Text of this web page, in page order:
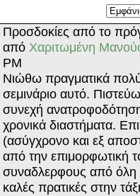
Προσδοκίες από το
από Χαριτωμένη
PM
Νιώθω πραγματικά
σεμινάριο αυτό.
συνεχή
χρονικά διαστήματα.
(ασύγχρονο και εξ
από την επιμορφωτική
συναδλερφους από όλη
καλές πρατικές στην